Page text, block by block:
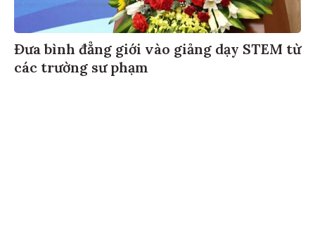
Đưa bình đẳng giới vào giảng dạy STEM từ
các trường sư phạm